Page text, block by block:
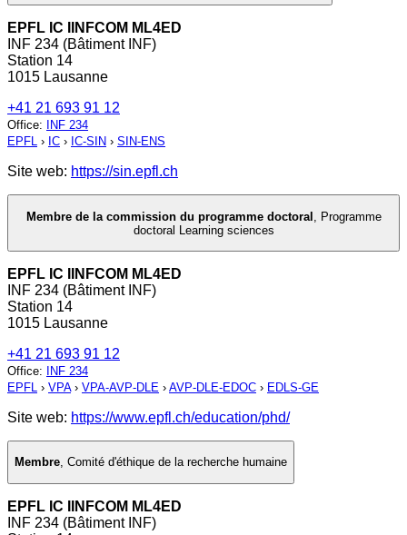
EPFL IC IINFCOM ML4ED
INF 234 (Bâtiment INF)
Station 14
1015 Lausanne
+41 21 693 91 12
Office:
INF 234
EPFL › IC › IC-SIN › SIN-ENS
Site web: https://sin.epfl.ch
Membre de la commission du programme doctoral
Programme
doctoral Learning sciences
EPFL IC IINFCOM ML4ED
INF 234 (Bâtiment INF)
Station 14
1015 Lausanne
+41 21 693 91 12
Office:
INF 234
EPFL › VPA› VPA-AVP-DLE › AVP-DLE-EDOC › EDLS-GE
Site web: https://www.epfl.ch/education/phd/
Membre, Comité d'éthique de la recherche humaine
EPFL IC IINFCOM ML4ED
INF 234 (Bâtiment INF)